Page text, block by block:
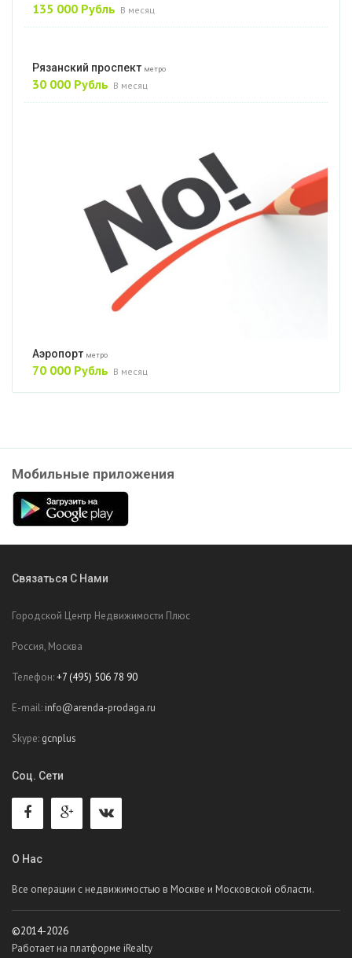
135 000 Рубль В месяц
Рязанский проспект метро
30 000 Рубль В месяц
Аэропорт метро
70 000 Рубль В месяц
Мобильные приложения
Связаться С Нами
Городской Центр Недвижимости Плюс
Россия, Москва
Телефон:+7 (495) 506 78 90
E-mail: info@arenda-prodaga.ru
Skype: gcnplus
Соц. Сети
О Нас
Все операции с недвижимостью в Москве и Московской области.
©2014-2026
Работает на платформе iRealty